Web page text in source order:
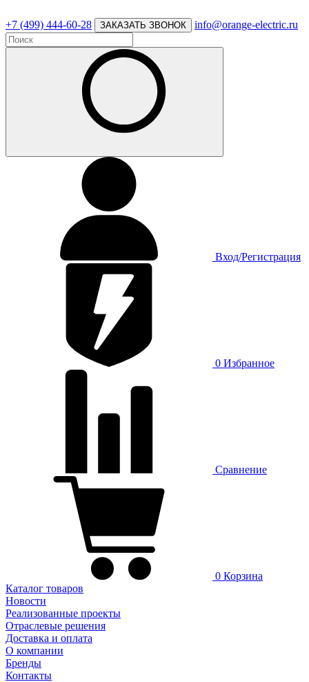
+7 (499) 444-60-28 ЗАКАЗАТЬ ЗВОНОК info@orange-electric.ru
Вход/Регистрация
0 Избранное
Сравнение
0 Корзина
Каталог товаров
Новости
Реализованные проекты
Отраслевые решения
Доставка и оплата
О компании
Бренды
Контакты